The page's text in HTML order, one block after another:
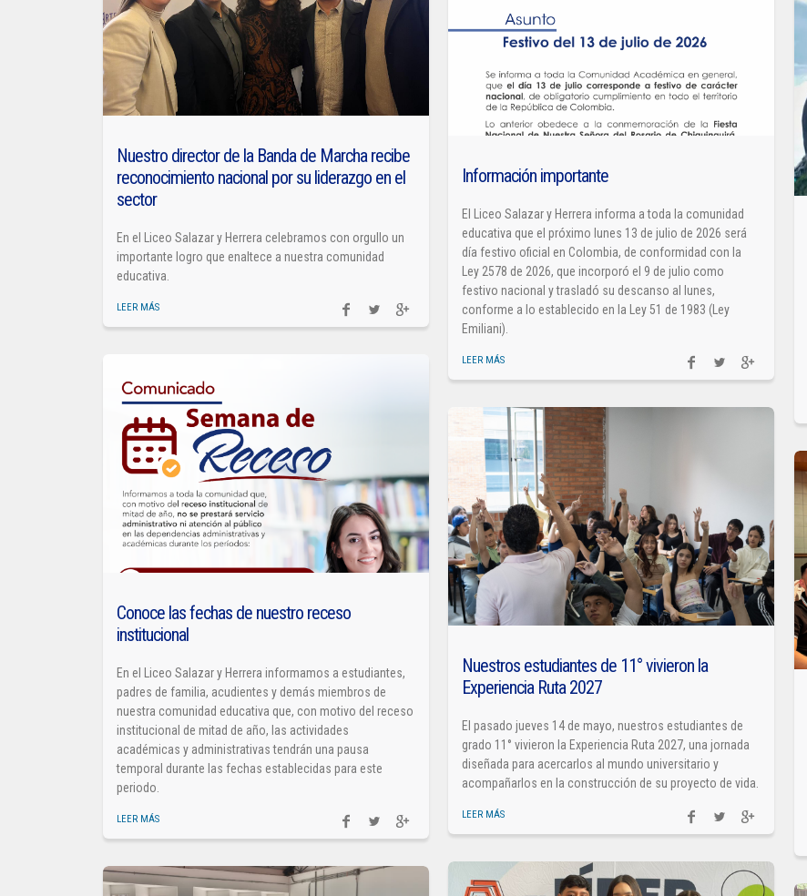
Nuestro director de la Banda de Marcha recibe
reconocimiento nacional por su liderazgo en el
sector
En el Liceo Salazar y Herrera celebramos con orgullo un
importante logro que enaltece a nuestra comunidad
educativa.
LEER MÁS
Información importante
El Liceo Salazar y Herrera informa a toda la comunidad
educativa que el próximo lunes 13 de julio de 2026 será
día festivo oficial en Colombia, de conformidad con la
Ley 2578 de 2026, que incorporó el 9 de julio como
festivo nacional y trasladó su descanso al lunes,
conforme a lo establecido en la Ley 51 de 1983 (Ley
Emiliani).
LEER MÁS
Conoce las fechas de nuestro receso
institucional
En el Liceo Salazar y Herrera informamos a estudiantes,
padres de familia, acudientes y demás miembros de
nuestra comunidad educativa que, con motivo del receso
institucional de mitad de año, las actividades
académicas y administrativas tendrán una pausa
temporal durante las fechas establecidas para este
periodo.
LEER MÁS
Nuestros estudiantes de 11° vivieron la
Experiencia Ruta 2027
El pasado jueves 14 de mayo, nuestros estudiantes de
grado 11° vivieron la Experiencia Ruta 2027, una jornada
diseñada para acercarlos al mundo universitario y
acompañarlos en la construcción de su proyecto de vida.
LEER MÁS